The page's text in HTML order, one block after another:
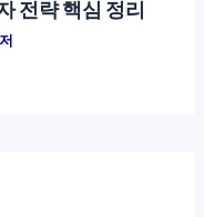
전략 핵심 정리